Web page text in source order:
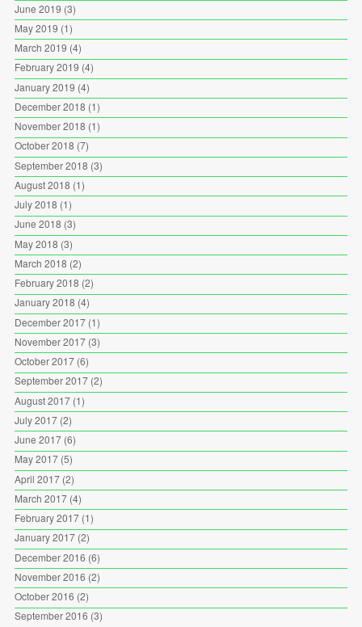
June 2019 (3)
May 2019 (1)
March 2019 (4)
February 2019 (4)
January 2019 (4)
December 2018 (1)
November 2018 (1)
October 2018 (7)
September 2018 (3)
August 2018 (1)
July 2018 (1)
June 2018 (3)
May 2018 (3)
March 2018 (2)
February 2018 (2)
January 2018 (4)
December 2017(1)
November 2017(3)
October 2017(6)
September 2017(2)
August 2017(1)
July 2017(2)
June 2017(6)
May 2017(5)
April 2017(2)
March 2017(4)
February 2017(1)
January 2017(2)
December 2016 (6)
November 2016 (2)
October 2016 (2)
September 2016 (3)